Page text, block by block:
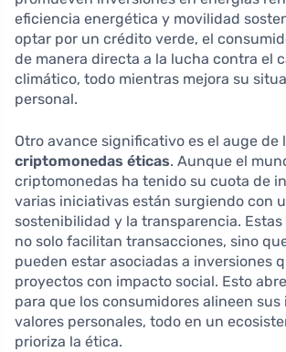
eficiencia energética y movilidad
optar por un crédito verde, el
de manera directa a la lucha contra el
climático, todo mientras mejora su
personal.
Otro avance significativo es el auge de
criptomonedas éticas. Aunque el
criptomonedas ha tenido su cuota de
varias iniciativas están surgiendo con
sostenibilidad y la transparencia.
no solo facilitan transacciones, sino
pueden estar asociadas a inversiones
proyectos con impacto social. Esto
para que los consumidores alineen sus
valores personales, todo en un
prioriza la ética.